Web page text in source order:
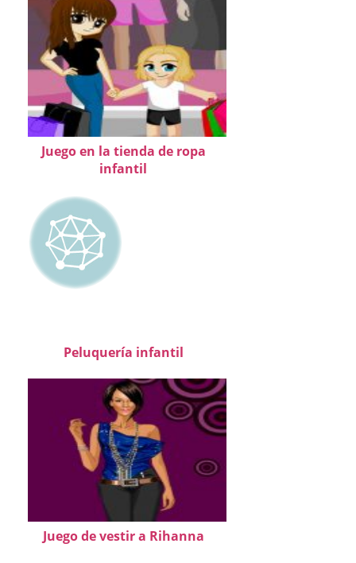
Juego en la tienda de ropa
infantil
Peluquería infantil
Juego de vestir a Rihanna